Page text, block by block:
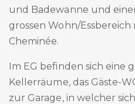
und Badewanne und
grossen Wohn/
Cheminée.
Im EG befinden sich eine
Kellerräume, das Gäste-
zur Garage, in welcher